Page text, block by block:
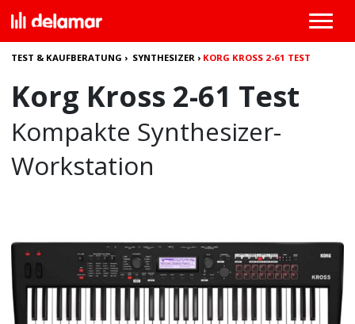
TEST & KAUFBERATUNG › SYNTHESIZER › KORG KROSS 2-61 TEST
Korg Kross 2-61 Test
Kompakte Synthesizer-
Workstation